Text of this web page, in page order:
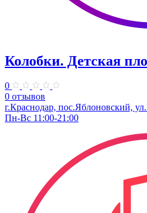
Колобки. Детская
0
0 отзывов
г.Краснодар, пос.Яблоновский,
Пн-Вс 11:00-21:00